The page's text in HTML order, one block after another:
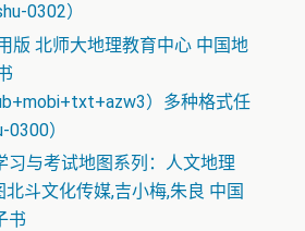
0302）
版 北师大地理教育中心 中国地
）多种格式任
）
习与考试地图系列：人文地理
斗文化传媒,吉小梅,朱良 中国
书